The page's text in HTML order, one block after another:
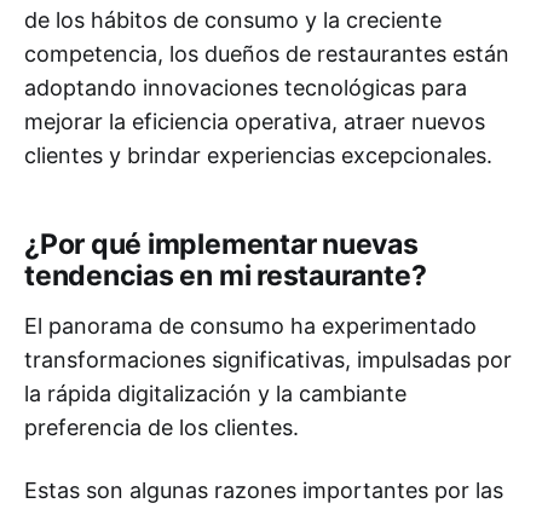
de los hábitos de consumo y la creciente
competencia, los dueños de restaurantes están
adoptando innovaciones tecnológicas para
mejorar la eficiencia operativa, atraer nuevos
clientes y brindar experiencias excepcionales.
¿Por qué implementar nuevas
tendencias en mi restaurante?
El panorama de consumo ha experimentado
transformaciones significativas, impulsadas por
la rápida digitalización y la cambiante
preferencia de los clientes.
Estas son algunas razones importantes por las